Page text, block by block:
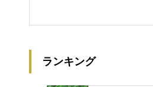
ランキング